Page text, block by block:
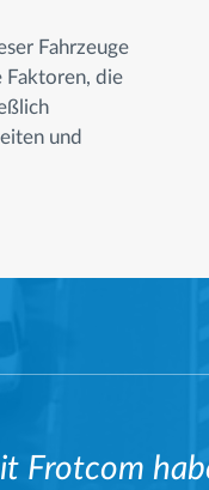
Fahrzeuge
Faktoren, die
und
Frotcom